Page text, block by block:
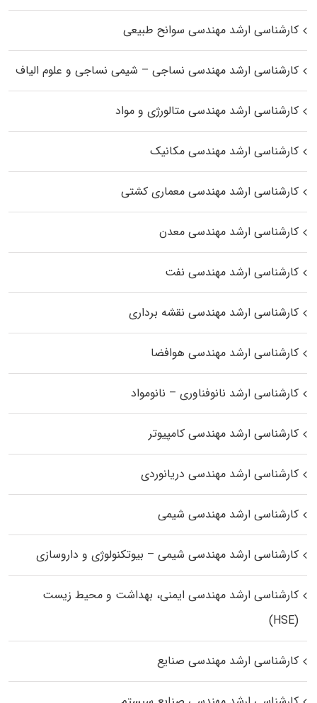
کارشناسی ارشد مهندسی سوانح طبیعی
کارشناسی ارشد مهندسی نساجی – شیمی نساجی و علوم الیاف
کارشناسی ارشد مهندسی متالورژی و مواد
کارشناسی ارشد مهندسی مکانیک
کارشناسی ارشد مهندسی معماری کشتی
کارشناسی ارشد مهندسی معدن
کارشناسی ارشد مهندسی نفت
کارشناسی ارشد مهندسی نقشه برداری
کارشناسی ارشد مهندسی هوافضا
کارشناسی ارشد نانوفناوری – نانومواد
کارشناسی ارشد مهندسی کامپیوتر
کارشناسی ارشد مهندسی دریانوردی
کارشناسی ارشد مهندسی شیمی
کارشناسی ارشد مهندسی شیمی – بیوتکنولوژی و داروسازی
کارشناسی ارشد مهندسی ایمنی، بهداشت و محیط زیست
(HSE)
کارشناسی ارشد مهندسی صنایع